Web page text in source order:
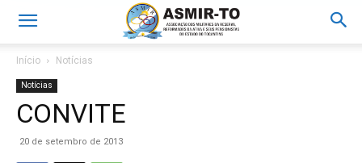
Início Notícias
Notícias
CONVITE
20 de setembro de 2013